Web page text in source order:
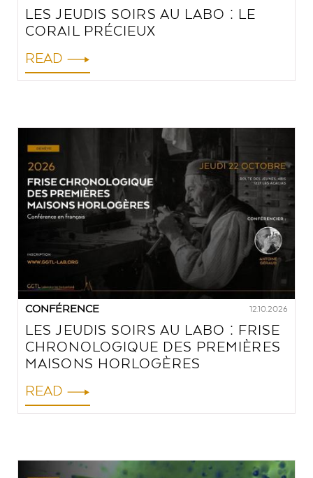
LES JEUDIS SOIRS AU LABO : LE
CORAIL PRÉCIEUX
READ
CONFÉRENCE 12.10.2026
LES JEUDIS SOIRS AU LABO : FRISE
CHRONOLOGIQUE DES PREMIÈRES
MAISONS HORLOGÈRES
READ